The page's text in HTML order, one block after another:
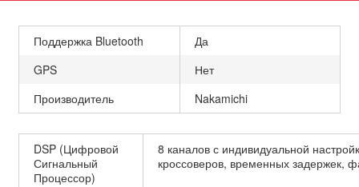
Поддержка Bluetooth
Да
GPS
Нет
Производитель
Nakamichi
DSP (Цифровой
Сигнальный
Процессор)
8 каналов с индивидуальной
кроссоверов, временных задержек,